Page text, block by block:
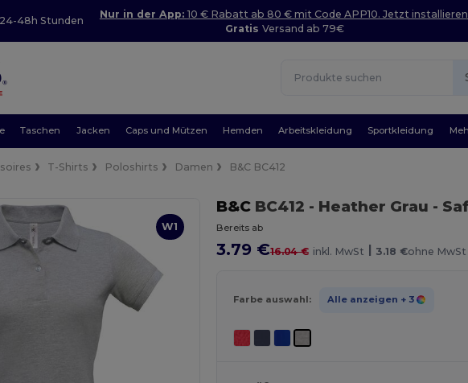
48h Stunden
Nur in der App: 10 € Rabatt ab 80 € mit Code APP10. Jetzt
GratisVersand ab 79€
Taschen Jacken Caps und Mützen Hemden Arbeitskleidung Sportkleidung
T-Shirts Poloshirts Damen B&C BC412
W1
B&CBC412 - Heather Grau -
Bereits ab
3.79 €16.04 € inkl. MwSt | 3.18 €ohne MwSt
Farbe auswahl: Alle anzeigen + 3